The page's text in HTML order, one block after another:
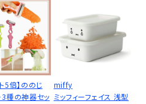
5倍】ののじ
3種の神器セッ
miffy
ミッフィーフェイス 浅型